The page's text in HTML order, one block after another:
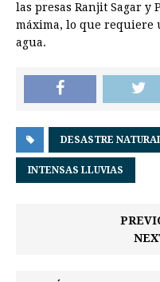
las presas Ranjit Sagar y
máxima, lo que requiere
agua.
DESASTRE
INTENSAS LLUVIAS